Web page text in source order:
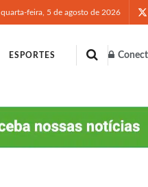
quarta-feira, 5 de agosto de 2026
ESPORTES